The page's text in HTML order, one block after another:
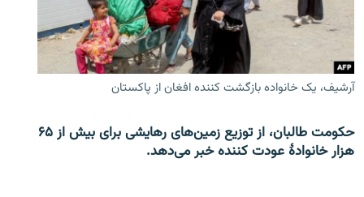
آرشیف، یک خانواده بازگشت کننده افغان از پاکستان
حکومت طالبان، از توزیع زمین‌های رهایشی برای بیش از ۶۵
هزار خانوادۀ عودت کننده خبر می‌دهد.